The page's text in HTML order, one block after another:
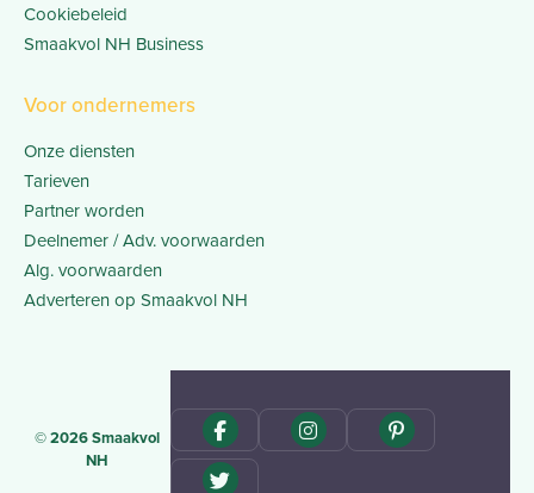
Cookiebeleid
Smaakvol NH Business
Voor ondernemers
Onze diensten
Tarieven
Partner worden
Deelnemer / Adv. voorwaarden
Alg. voorwaarden
Adverteren op Smaakvol NH
© 2026 Smaakvol
NH